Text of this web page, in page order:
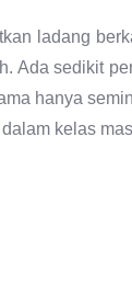
ladang
Ada sedikit
hanya
kelas